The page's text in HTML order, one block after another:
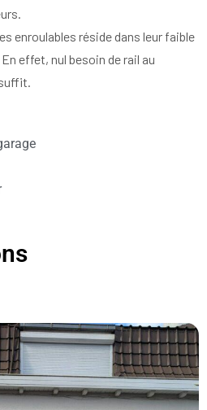
enroulables réside dans leur faible
effet, nul besoin de rail au